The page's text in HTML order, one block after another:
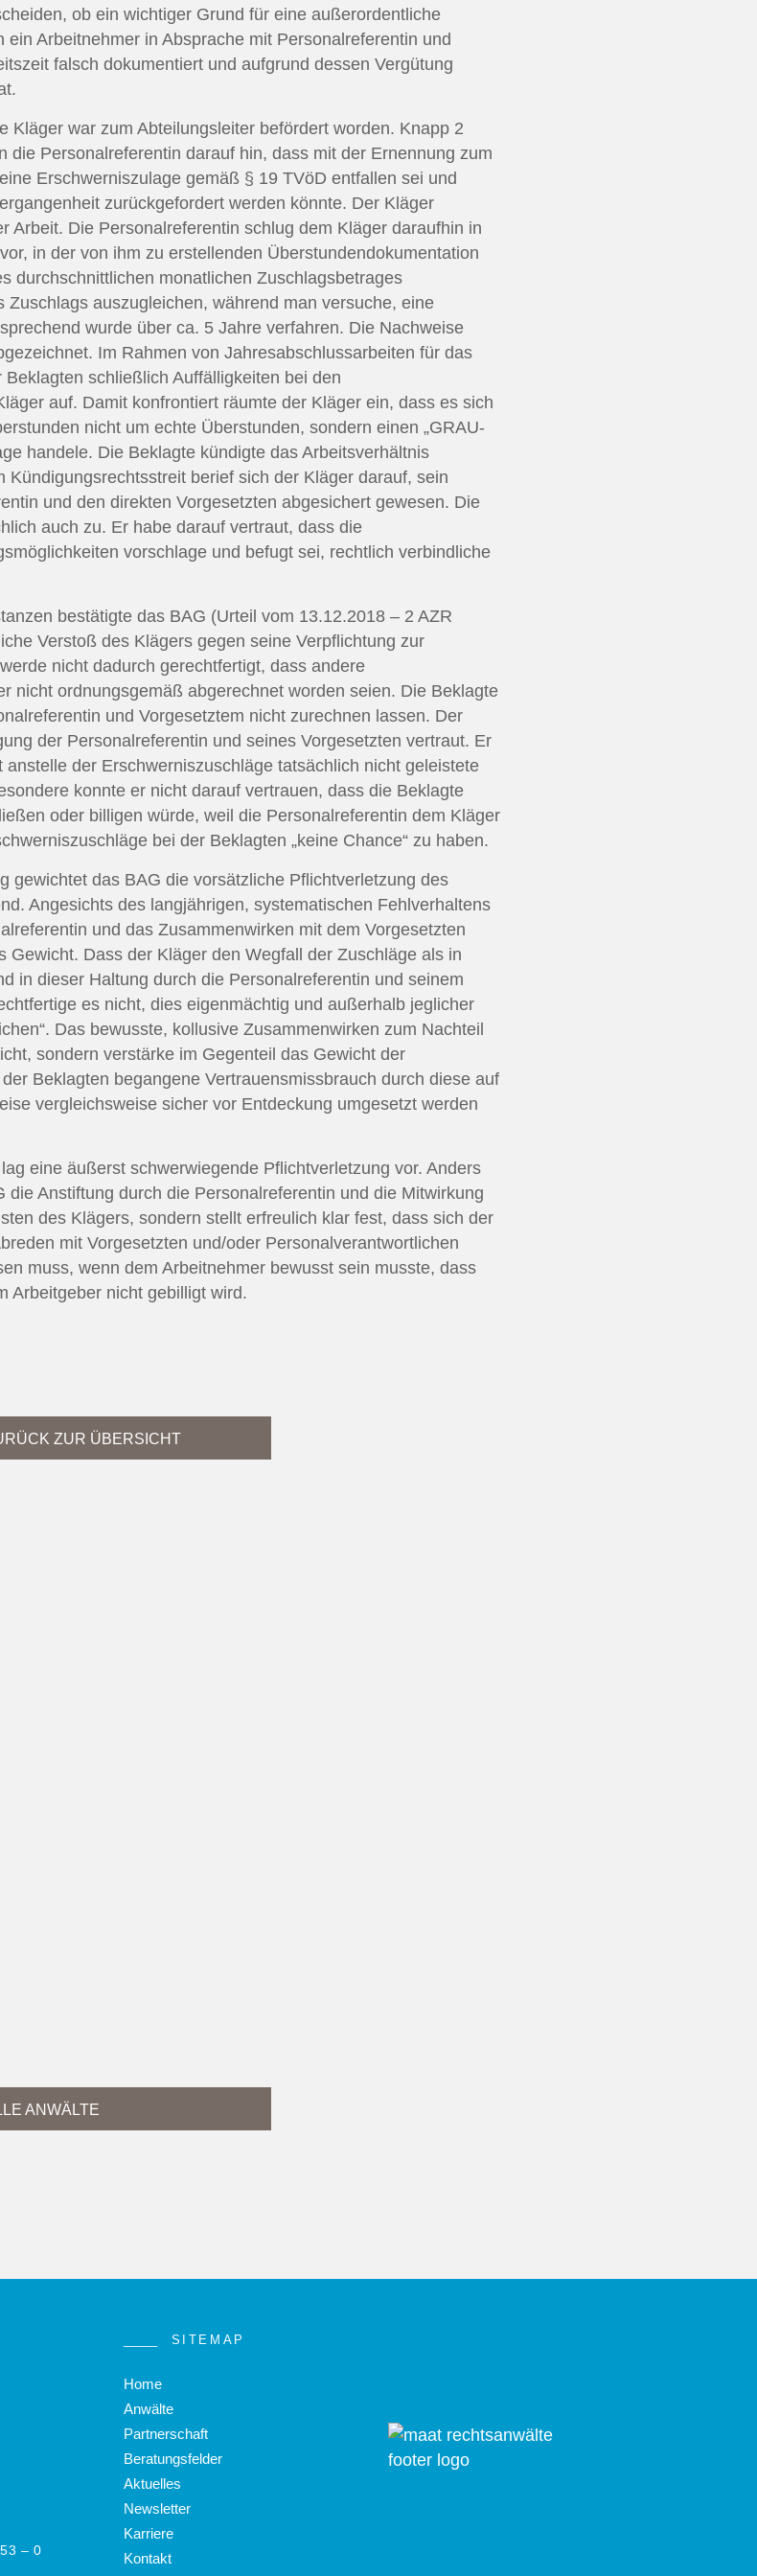
ob ein wichtiger Grund für eine außerordentliche
Arbeitnehmer in Absprache mit Personalreferentin und
falsch dokumentiert und aufgrund dessen Vergütung
Kläger war zum Abteilungsleiter befördert worden. Knapp 2
die Personalreferentin darauf hin, dass mit der Ernennung zum
Erschwerniszulage gemäß § 19 TVöD entfallen sei und
zurückgefordert werden könnte. Der Kläger
Arbeit. Die Personalreferentin schlug dem Kläger daraufhin in
in der von ihm zu erstellenden Überstundendokumentation
durchschnittlichen monatlichen Zuschlagsbetrages
auszugleichen, während man versuche, eine
wurde über ca. 5 Jahre verfahren. Die Nachweise
Im Rahmen von Jahresabschlussarbeiten für das
schließlich Auffälligkeiten bei den
auf. Damit konfrontiert räumte der Kläger ein, dass es sich
nicht um echte Überstunden, sondern einen „GRAU-
handele. Die Beklagte kündigte das Arbeitsverhältnis
berief sich der Kläger darauf, sein
und den direkten Vorgesetzten abgesichert gewesen. Die
auch zu. Er habe darauf vertraut, dass die
vorschlage und befugt sei, rechtlich verbindliche
bestätigte das BAG (Urteil vom 13.12.2018 – 2 AZR
Verstoß des Klägers gegen seine Verpflichtung zur
nicht dadurch gerechtfertigt, dass andere
nicht ordnungsgemäß abgerechnet worden seien. Die Beklagte
und Vorgesetztem nicht zurechnen lassen. Der
der Personalreferentin und seines Vorgesetzten vertraut. Er
der Erschwerniszuschläge tatsächlich nicht geleistete
konnte er nicht darauf vertrauen, dass die Beklagte
oder billigen würde, weil die Personalreferentin dem Kläger
bei der Beklagten „keine Chance“ zu haben.
gewichtet das BAG die vorsätzliche Pflichtverletzung des
Angesichts des langjährigen, systematischen Fehlverhaltens
und das Zusammenwirken mit dem Vorgesetzten
Gewicht. Dass der Kläger den Wegfall der Zuschläge als in
in dieser Haltung durch die Personalreferentin und seinem
es nicht, dies eigenmächtig und außerhalb jeglicher
Das bewusste, kollusive Zusammenwirken zum Nachteil
sondern verstärke im Gegenteil das Gewicht der
Beklagten begangene Vertrauensmissbrauch durch diese auf
vergleichsweise sicher vor Entdeckung umgesetzt werden
eine äußerst schwerwiegende Pflichtverletzung vor. Anders
die Anstiftung durch die Personalreferentin und die Mitwirkung
des Klägers, sondern stellt erfreulich klar fest, dass sich der
mit Vorgesetzten und/oder Personalverantwortlichen
muss, wenn dem Arbeitnehmer bewusst sein musste, dass
Arbeitgeber nicht gebilligt wird.
ZUR ÜBERSICHT
ANWÄLTE
– 0
SITEMAP
Home
Anwälte
Partnerschaft
Beratungsfelder
Aktuelles
Newsletter
Karriere
Kontakt